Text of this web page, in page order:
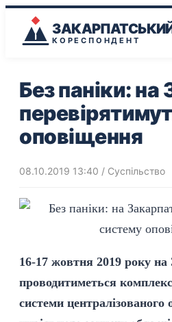
КОРЕСПОНДЕНТ
Без паніки: на
оповіщення
08.10.2019 13:40 / Суспільство
16-17 жовтня 2019 року на
проводитиметься
системи централізованого